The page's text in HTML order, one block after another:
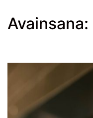
Avainsana: